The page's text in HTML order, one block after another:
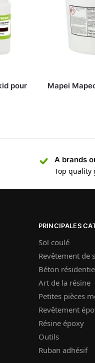
pour
Mapei
A brands
Top quality
PRINCIPALES
Sol coulé
Revêtement de
Béton
Art de la résine
Petites pièces
Revêtement
Résine époxy
Outils
Ruban adhésif